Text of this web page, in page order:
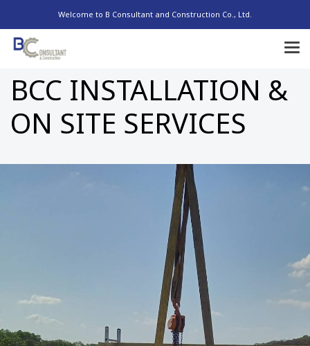
Welcome to B Consultant and Construction Co., Ltd.
BCC INSTALLATION &
ON SITE SERVICES